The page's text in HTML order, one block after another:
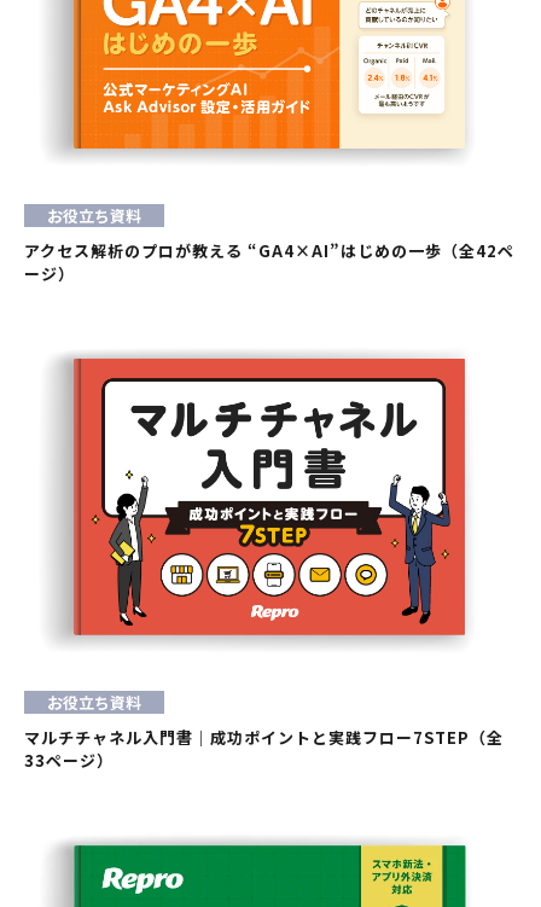
お役立ち資料
アクセス解析のプロが教える “GA4×AI”はじめの一歩（全42ペ
ージ）
お役立ち資料
マルチチャネル入門書｜成功ポイントと実践フロー7STEP（全
33ページ）